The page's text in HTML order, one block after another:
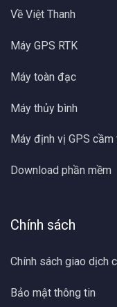
Về Việt Thanh
Máy GPS RTK
Máy toàn đạc
Máy thủy bình
Máy định vị GPS cầm
Download phần mềm
Chính sách
Chính sách giao dịch
Bảo mật thông tin